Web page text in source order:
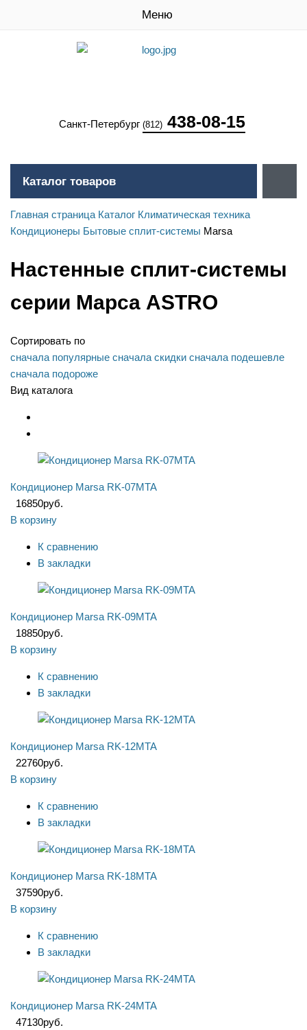
Меню
Санкт-Петербург (812) 438-08-15
Каталог товаров
Главная страница Каталог Климатическая техника
Кондиционеры Бытовые сплит-системы Marsa
Настенные сплит-системы
серии Марса ASTRO
Сортировать по
сначала популярные сначала скидки сначала подешевле
сначала подороже
Вид каталога
Кондиционер Marsa RK-07MTA
16850руб.
В корзину
К сравнению
В закладки
Кондиционер Marsa RK-09MTA
18850руб.
В корзину
К сравнению
В закладки
Кондиционер Marsa RK-12MTA
22760руб.
В корзину
К сравнению
В закладки
Кондиционер Marsa RK-18MTA
37590руб.
В корзину
К сравнению
В закладки
Кондиционер Marsa RK-24MTA
47130руб.